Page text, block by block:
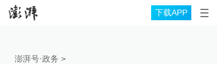
下载APP
澎湃号·政务 >